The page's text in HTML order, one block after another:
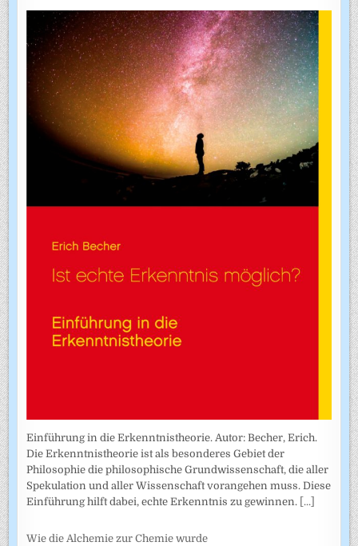
Einführung in die Erkenntnistheorie. Autor: Becher, Erich.
Die Erkenntnistheorie ist als besonderes Gebiet der
Philosophie die philosophische Grundwissenschaft, die aller
Spekulation und aller Wissenschaft vorangehen muss. Diese
Einführung hilft dabei, echte Erkenntnis zu gewinnen. [...]
Wie die Alchemie zur Chemie wurde